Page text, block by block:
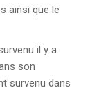
ainsi que le
il y a
son
survenu dans